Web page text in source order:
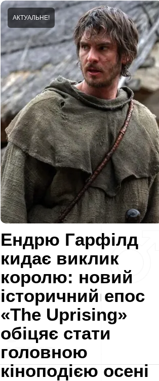
Ендрю Гарфілд
кидає виклик
королю: новий
історичний епос
«The Uprising»
обіцяє стати
головною
кіноподією осені
АКТУАЛЬНЕ!